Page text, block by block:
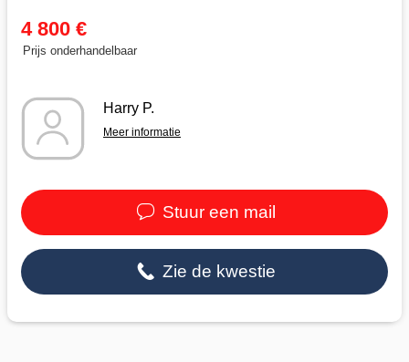
4 800 €
Prijs onderhandelbaar
Harry P.
Meer informatie
Stuur een mail
Zie de kwestie